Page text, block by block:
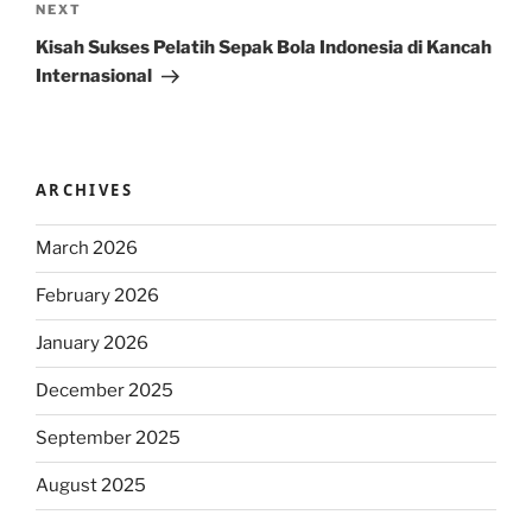
Next
Post
NEXT
Kisah Sukses Pelatih Sepak Bola Indonesia di Kancah
Internasional
ARCHIVES
March 2026
February 2026
January 2026
December 2025
September 2025
August 2025